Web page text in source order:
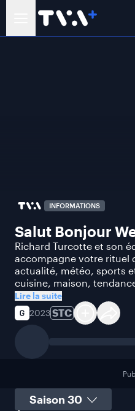
INFORMATIONS
Salut Bonjour
Richard Turcotte et son
accompagne votre rituel
actualité, météo, sports
cuisine, maison,
Lire la suite
2023STC
Sélectionner une saison